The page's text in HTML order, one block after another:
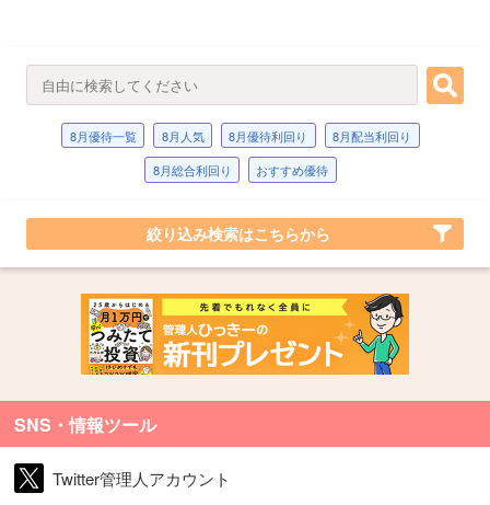
8月優待一覧 8月人気 8月優待利回り
8月配当利回り
8月総合利回り
おすすめ優待
絞り込み検索はこちらから
SNS・情報ツール
Twitter管理人アカウント